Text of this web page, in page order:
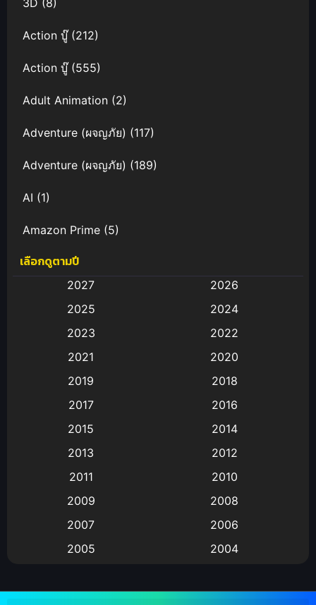
3D (8)
Action บู๊(212)
Action บู๊(555)
Adult Animation (2)
Adventure (ผจญภัย) (117)
Adventure (ผจญภัย) (189)
AI (1)
Amazon Prime (5)
Anal (ประตูหลัง)
Animation การ์ตูน
Animation อนิเมะ
Animation แอนิเมชัน
(9)
Big tits (นมใหญ่)
Bitch (ผู้หญิงร่าน)
เลือกดูตามปี
2027
2026
2025
2024
2023
2022
2021
2020
2019
2018
2017
2016
2015
2014
2013
2012
2011
2010
2009
2008
2007
2006
2005
2004